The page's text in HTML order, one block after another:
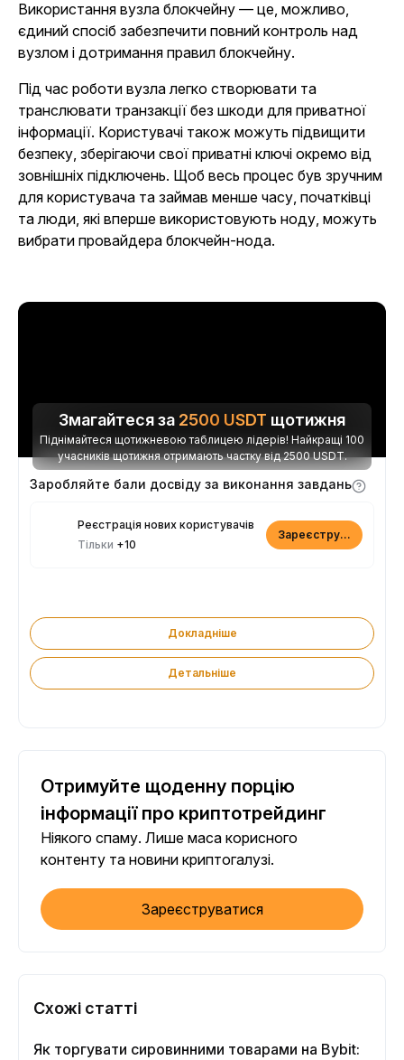
Використання вузла блокчейну — це, можливо,
єдиний спосіб забезпечити повний контроль над
вузлом і дотримання правил блокчейну.
Під час роботи вузла легко створювати та
транслювати транзакції без шкоди для приватної
інформації. Користувачі також можуть підвищити
безпеку, зберігаючи свої приватні ключі окремо від
зовнішніх підключень. Щоб весь процес був зручним
для користувача та займав менше часу, початківці
та люди, які вперше використовують ноду, можуть
вибрати провайдера блокчейн-нода.
Змагайтеся за 2500 USDT щотижня
Піднімайтеся щотижневою таблицею лідерів! Найкращі 100
учасників щотижня отримають частку від 2500 USDT.
Заробляйте бали досвіду за виконання завдань
Реєстрація нових користувачів
Тільки +10
Зареєструватися
Докладніше
Детальніше
Отримуйте щоденну порцію
інформації про криптотрейдинг
Ніякого спаму. Лише маса корисного
контенту та новини криптогалузі.
Зареєструватися
Схожі статті
Як торгувати сировинними товарами на Bybit: